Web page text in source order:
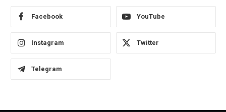
Facebook YouTube
Instagram Twitter
Telegram